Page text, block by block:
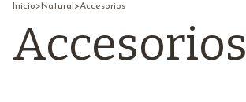
Inicio>Natural >Accesorios
Accesorios